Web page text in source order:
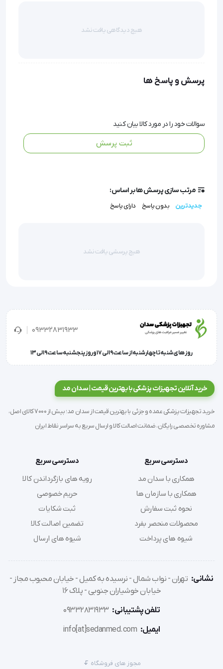
نرمال زانو وجود دارد.
کاربردها و موارد مصرف :
حفظ حرارت بدن و مراقبت از زانوهای ضعیف
پیشگیری از صدمات در ورزش
جلوگیری از رگ به رگ شدن عضو ، به خصوص در افراد مسن
ویژگی ها :
دارای پارچه کششی و دو لایه
دارای لولا برای ایجاد حرکت طبیعی زانو
لولاها توسط فوم پلی اتیلن پوشانده میشوند.
هشدارها :
زانوبند D 06 باید تحت نظارت دقیق پزشک استفاده گردد.
کاهش حس دست
کاهش جریان خون
خارش یا التهاب پوستی
هیچ دیدگاهی یافت نشد
پرسش و پاسخ ها
سوالات خود را در مورد کالا بیان کنید
ثبت پرسش
مرتب سازی پرسش ها بر اساس:
جدیدترین بدون پاسخ دارای پاسخ
هیچ پرسشی یافت نشد
09332831933
روز های شنبه تا چهارشنبه از ساعت 9 الی 17 و روز پنجشنبه ساعت 9 الی 13
خرید آنلاین تجهیزات پزشکی با بهترین قیمت | سدان مد
خرید تجهیزات پزشکی عمده و جزئی با بهترین قیمت از سدان مد؛ بیش از 7000 کالای اصل،
مشاوره تخصصی رایگان، ضمانت اصالت کالا و ارسال سریع به سراسر نقاط ایران
دسترسی سریع
همکاری با سدان مد
همکاری با سازمان ها
نحوه ثبت سفارش
محصولات منحصر بفرد
شیوه های پرداخت
دسترسی سریع
رویه های بازگرداندن کالا
حریم خصوصی
ثبت شکایات
تضمین اصالت کالا
شیوه های ارسال
نشانی: تهران - نواب شمال - نرسیده به کمیل - خیابان محبوب مجاز -
خیابان خوشیاران جنوبی - پلاک 16
تلفن پشتیبانی: 09332831933
ایمیل: info[at]sedanmed.com
مجوز های فروشگاه